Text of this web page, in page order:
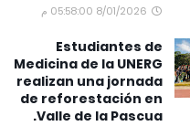
8/01/2026 05:58:00 م
Estudiantes de
Medicina de la UNERG
realizan una jornada
de reforestación en
Valle de la Pascua.